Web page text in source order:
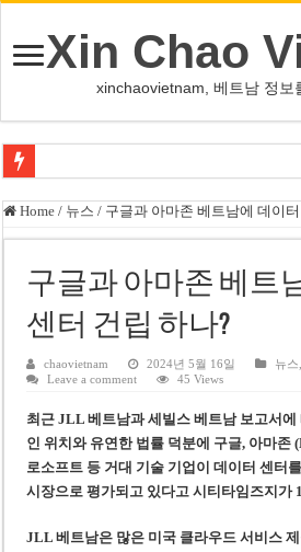
Xin Chao
xinchaovietnam, 베트남 정
하노이-하이퐁 고속도로 차량 투석 용의자 신
베트남 증시 업그레이드, 수십억 달러 유입
베트남주식 VN지수 1,800선 돌파 기대…증권
하노이 쌍둥이 타워 99층 부지 현장…세계 최
베트남주식 SST, 2025년 현금 배당 80% 결정
베트남 전자비자 사기 웹사이트 주의…외국인
호주 젯스타, 내년부터 기내 수납칸 이용 유료화
베트남, 8월부터 토지·측량 처벌 강화… 기획
호찌민시, 약 6,500㎡ 토지 용도변경 승인…리
Home / 뉴스 / 구글과 아마존 베트남에 데이
구글과 아마존 베트
센터 건립 하나?
chaovietnam 2024년 5월 16일 뉴스
Leave a comment
45 Views
최근 JLL 베트남과 세빌스 베트남 보고서에
인 위치와 유연한 법률 덕분에 구글, 아마존
로소프트 등 거대 기술 기업이 데이터 센터
시장으로 평가되고 있다고 시티타임즈지가
JLL 베트남은 많은 미국 클라우드 서비스